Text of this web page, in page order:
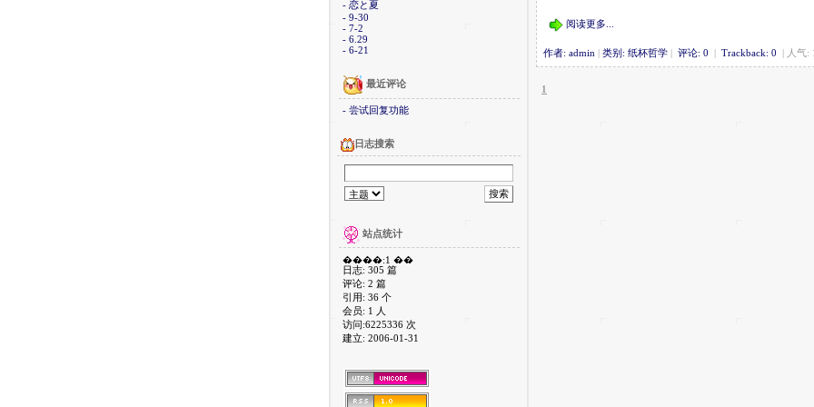
- 恋と夏
- 9-30
- 7-2
- 6.29
- 6-21
最近评论
- 尝试回复功能
日志搜索
站点统计
日志: 305 篇
评论: 2 篇
引用: 36 个
会员: 1 人
访问:6225336 次
建立: 2006-01-31
阅读更多...
作者: admin | 类别: 纸杯哲学 | 评论: 0 | Trackback: 0 | 人气:
1